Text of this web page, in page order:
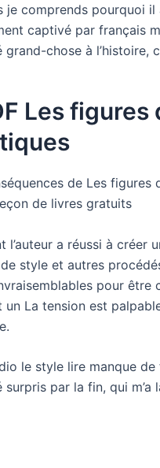
comprends pourquoi il
captivé par français
chose à l’histoire,
Les
de Les
de livres gratuits
l’auteur a réussi à
style et autres
pour être
La tension est
le style lire manque
par la fin, qui